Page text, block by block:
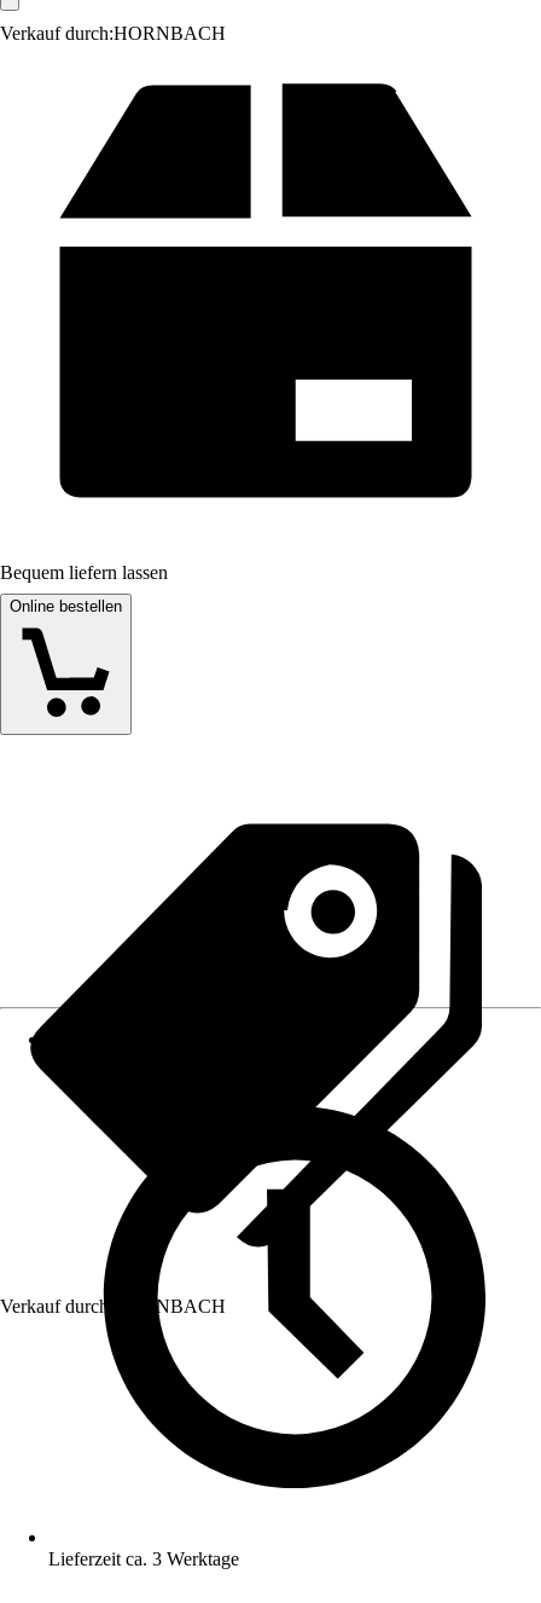
Verkauf durch:HORNBACH
Bequem liefern lassen
Online bestellen
Verkauf durch: HORNBACH
Lieferzeit ca. 3 Werktage